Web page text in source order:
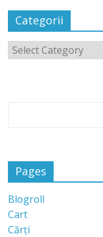
Categorii
Pages
Blogroll
Cart
Cărți